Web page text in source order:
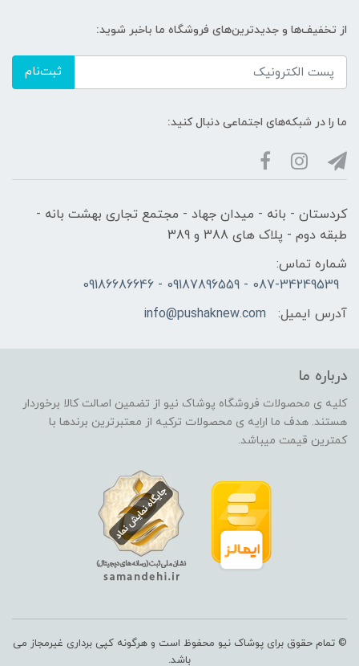
از تخفیف‌ها و جدیدترین‌های فروشگاه ما باخبر شوید:
ثبت‌نام
ما را در شبکه‌های اجتماعی دنبال کنید:
کردستان - بانه - میدان جهاد - مجتمع تجاری بهشت بانه -
طبقه دوم - پلاک های 388 و 389
شماره تماس:
087-34249539 - 09187896559 - 09186686646
آدرس ایمیل:
info@pushaknew.com
درباره ما
کلیه ی محصولات فروشگاه پوشاک نیو از تضمین اصالت کالا برخوردار
هستند. هدف ما ارایه ی محصولات ترکیه از معتبرترین برندها با
کمترین قیمت میباشد.
© تمام حقوق برای پوشاک نیو محفوظ است و هرگونه کپی برداری غیرمجاز می
باشد.